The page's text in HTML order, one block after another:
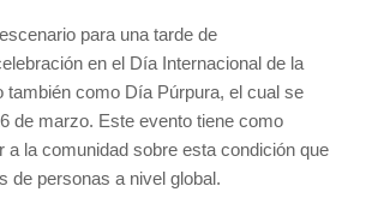
para una tarde de
en el Día Internacional de la
también como Día Púrpura, el cual se
de marzo. Este evento tiene como
a la comunidad sobre esta condición que
de personas a nivel global.